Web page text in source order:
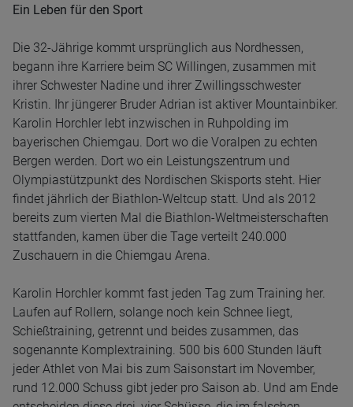
Ein Leben für den Sport
Die 32-Jährige kommt ursprünglich aus Nordhessen,
begann ihre Karriere beim SC Willingen, zusammen mit
ihrer Schwester Nadine und ihrer Zwillingsschwester
Kristin. Ihr jüngerer Bruder Adrian ist aktiver Mountainbiker.
Karolin Horchler lebt inzwischen in Ruhpolding im
bayerischen Chiemgau. Dort wo die Voralpen zu echten
Bergen werden. Dort wo ein Leistungszentrum und
Olympiastützpunkt des Nordischen Skisports steht. Hier
findet jährlich der Biathlon-Weltcup statt. Und als 2012
bereits zum vierten Mal die Biathlon-Weltmeisterschaften
stattfanden, kamen über die Tage verteilt 240.000
Zuschauern in die Chiemgau Arena.
Karolin Horchler kommt fast jeden Tag zum Training her.
Laufen auf Rollern, solange noch kein Schnee liegt,
Schießtraining, getrennt und beides zusammen, das
sogenannte Komplextraining. 500 bis 600 Stunden läuft
jeder Athlet von Mai bis zum Saisonstart im November,
rund 12.000 Schuss gibt jeder pro Saison ab. Und am Ende